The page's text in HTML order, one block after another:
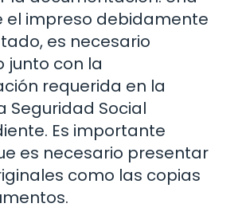
el impreso debidamente
es necesario
junto con la
requerida en la
Seguridad Social
Es importante
es necesario presentar
como las copias